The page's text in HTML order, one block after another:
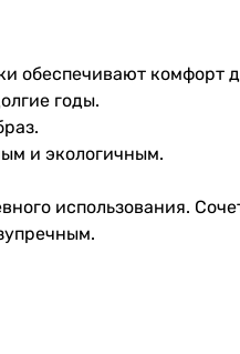
обеспечивают комфорт
годы.
и экологичным.
использования.